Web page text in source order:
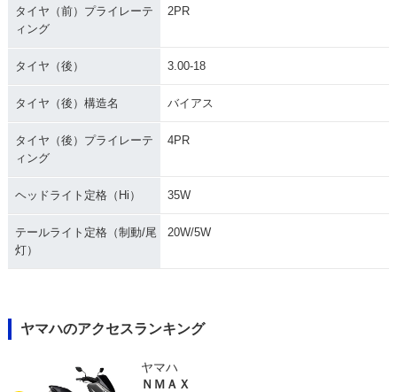
タイヤ（前）プライレーテ
ィング
2PR
タイヤ（後） 3.00-18
タイヤ（後）構造名 バイアス
タイヤ（後）プライレーテ
ィング
4PR
ヘッドライト定格（Hi） 35W
テールライト定格（制動/尾
灯）
20W/5W
ヤマハのアクセスランキング
ヤマハ
ＮＭＡＸ